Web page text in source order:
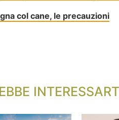
col cane, le precauzioni